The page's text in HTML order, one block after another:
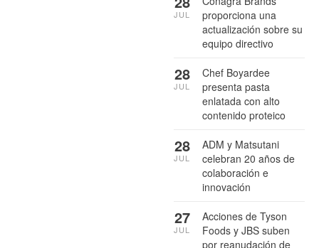
proporciona una
actualización sobre su
equipo directivo
JUL
Chef Boyardee
presenta pasta
enlatada con alto
contenido proteico
28
JUL
ADM y Matsutani
celebran 20 años de
colaboración e
innovación
28
JUL
Acciones de Tyson
Foods y JBS suben
por reanudación de
27
JUL